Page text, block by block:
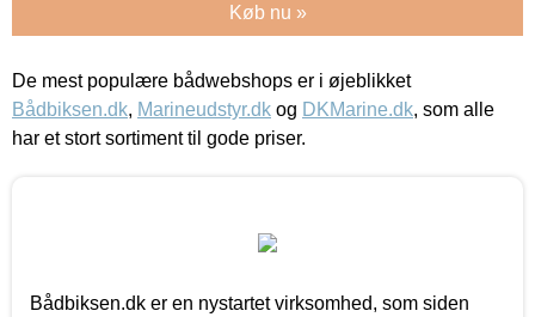
Køb nu »
De mest populære bådwebshops er i øjeblikket
Bådbiksen.dk, Marineudstyr.dk og DKMarine.dk, som alle
har et stort sortiment til gode priser.
Bådbiksen.dk er en nystartet virksomhed, som siden